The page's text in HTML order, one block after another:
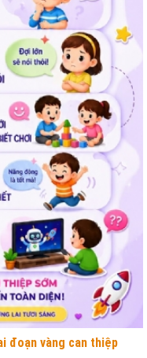
đoạn vàng can thiệp